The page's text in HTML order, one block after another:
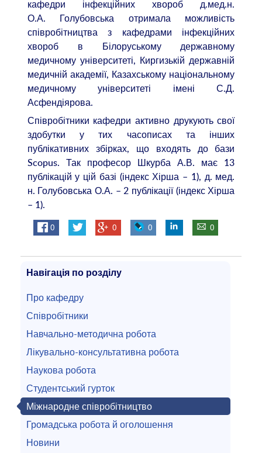
кафедри інфекційних хвороб д.мед.н.
О.А. Голубовська отримала можливість
співробітництва з кафедрами інфекційних
хвороб в Білоруському державному
медичному університеті, Киргизькій державній
медичній академії, Казахському національному
медичному університеті імені С.Д.
Асфендіярова.
Співробітники кафедри активно друкують свої
здобутки у тих часописах та інших
публікативних збірках, що входять до бази
Scopus. Так професор Шкурба А.В. має 13
публікацій у цій базі (індекс Хірша – 1), д. мед.
н. Голубовська О.А. – 2 публікації (індекс Хірша
– 1).
0 0 0 0
Навігація по розділу
Про кафедру
Співробітники
Навчально-методична робота
Лікувально-консультативна робота
Наукова робота
Студентський гурток
Міжнародне співробітництво
Громадська робота й оголошення
Новини